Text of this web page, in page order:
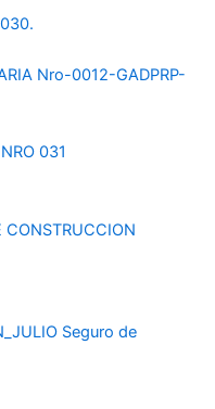
Nro-0012-GADPRP-
031
CONSTRUCCION
Seguro de